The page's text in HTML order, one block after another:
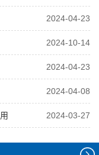
2024-04-23
2024-10-14
2024-04-23
2024-04-08
2024-03-27